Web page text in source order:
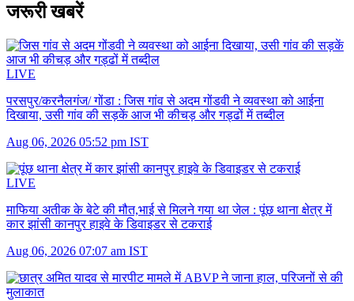
जरूरी खबरें
LIVE
परसपुर/करनैलगंज/ गोंडा : जिस गांव से अदम गोंडवी ने व्यवस्था को आईना
दिखाया, उसी गांव की सड़कें आज भी कीचड़ और गड्ढों में तब्दील
Aug 06, 2026 05:52 pm IST
LIVE
माफिया अतीक के बेटे की मौत,भाई से मिलने गया था जेल : पूंछ थाना क्षेत्र में
कार झांसी कानपुर हाइवे के डिवाइडर से टकराई
Aug 06, 2026 07:07 am IST